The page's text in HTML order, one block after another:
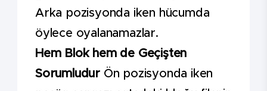
Arka pozisyonda iken hücumda
öylece oyalanamazlar.
Hem Blok hem de Geçişten
Sorumludur Ön pozisyonda iken